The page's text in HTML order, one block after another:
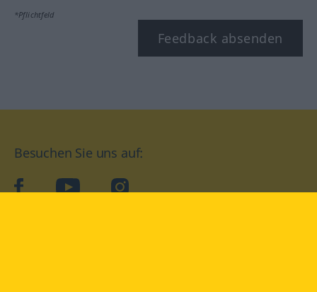
*Pflichtfeld
Feedback absenden
Besuchen Sie uns auf:
facebookYouTube Instagram